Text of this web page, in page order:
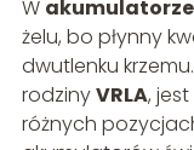
W
żelu, bo płynny
dwutlenku
rodzinyVRLA,
różnych